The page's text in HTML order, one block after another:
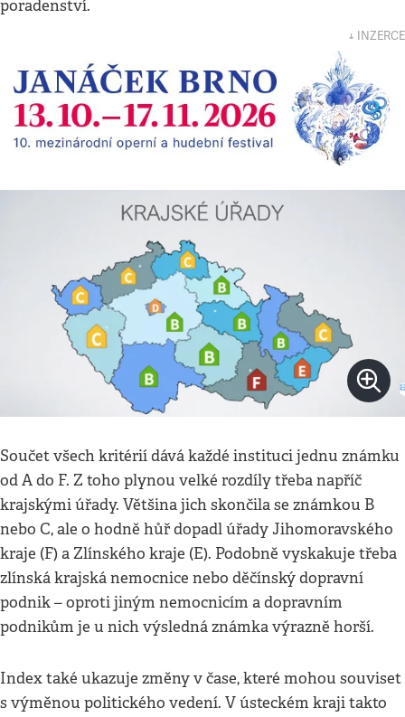
poradenství.
↓ INZERCE
Součet všech kritérií dává každé instituci jednu známku
od A do F. Z toho plynou velké rozdíly třeba napříč
krajskými úřady. Většina jich skončila se známkou B
nebo C, ale o hodně hůř dopadl úřady Jihomoravského
kraje (F) a Zlínského kraje (E). Podobně vyskakuje třeba
zlínská krajská nemocnice nebo děčínský dopravní
podnik – oproti jiným nemocnicím a dopravním
podnikům je u nich výsledná známka výrazně horší.
Index také ukazuje změny v čase, které mohou souviset
s výměnou politického vedení. V ústeckém kraji takto